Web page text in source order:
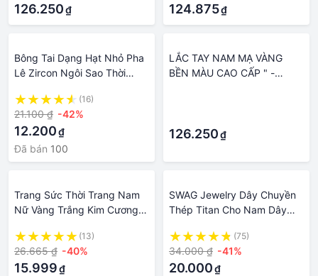
126.250₫ 124.875₫
Bông Tai Dạng Hạt Nhỏ Pha
Lê Zircon Ngôi Sao Thời
Nam Nữ Trang Sức Cá Tính
Quà Tặng Tiệc Tùng
(16)
21.100 ₫ -42%
12.200₫
Đã bán 100
LẮC TAY NAM MẠ VÀNG
BỀN MÀU CAO CẤP " -
126.250₫
Trang Sức Thời Trang Nam
Nữ Vàng Trắng Kim Cương
Cưới Bạc Thép Titan Pha Lê
Cincin
(13)
26.665 ₫ -40%
15.999₫
SWAG Jewelry Dây Chuyền
Thép Titan Cho Nam Dây
Chuyền Mặt Chữ Thập Thẻ
Tròn Dây Chuyền Nam Nữ
Quà Tặng Trang Sức
(75)
34.000 ₫ -41%
20.000₫